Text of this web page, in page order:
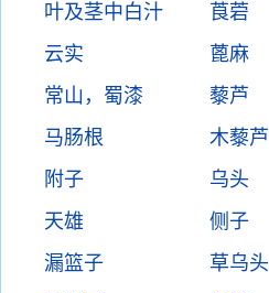
叶及茎中白汁
莨菪
云实
蓖麻
常山，蜀漆
藜芦
马肠根
木藜芦
附子
乌头
天雄
侧子
漏篮子
草乌头